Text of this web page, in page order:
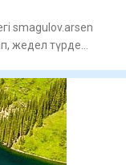
smagulov.arsen
жедел түрде